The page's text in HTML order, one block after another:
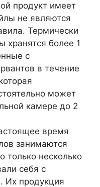
продукт имеет
не являются
Термически
хранятся более 1
с
в течение
может
камере до 2
время
занимаются
только несколько
себя с
Их продукция